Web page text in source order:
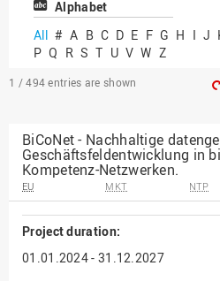
Alphabet
All # A B C D E F G H I J
P Q R S T U V W Z
1 / 494 entries are shown
BiCoNet - Nachhaltige
Geschäftsfeldentwicklung in
Kompetenz-Netzwerken.
EU MKT NTP
Project duration:
01.01.2024 - 31.12.2027